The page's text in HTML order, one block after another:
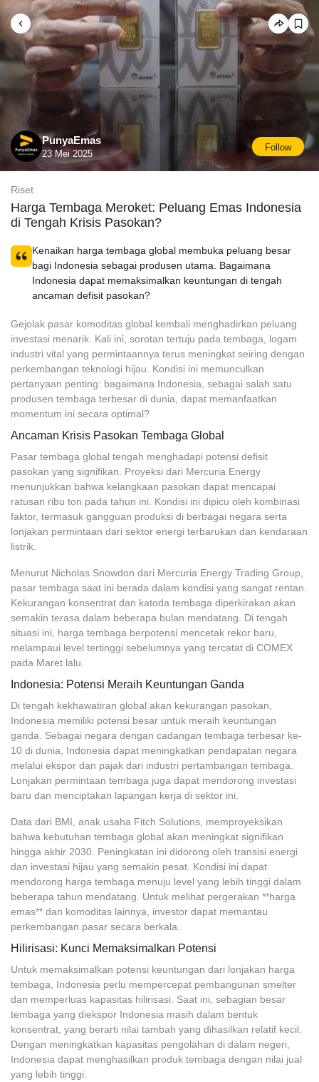
PunyaEmas
23 Mei 2025
Follow
Riset
Harga Tembaga Meroket: Peluang Emas Indonesia
di Tengah Krisis Pasokan?
Kenaikan harga tembaga global membuka peluang besar
bagi Indonesia sebagai produsen utama. Bagaimana
Indonesia dapat memaksimalkan keuntungan di tengah
ancaman defisit pasokan?
Gejolak pasar komoditas global kembali menghadirkan peluang
investasi menarik. Kali ini, sorotan tertuju pada tembaga, logam
industri vital yang permintaannya terus meningkat seiring dengan
perkembangan teknologi hijau. Kondisi ini memunculkan
pertanyaan penting: bagaimana Indonesia, sebagai salah satu
produsen tembaga terbesar di dunia, dapat memanfaatkan
momentum ini secara optimal?
Ancaman Krisis Pasokan Tembaga Global
Pasar tembaga global tengah menghadapi potensi defisit
pasokan yang signifikan. Proyeksi dari Mercuria Energy
menunjukkan bahwa kelangkaan pasokan dapat mencapai
ratusan ribu ton pada tahun ini. Kondisi ini dipicu oleh kombinasi
faktor, termasuk gangguan produksi di berbagai negara serta
lonjakan permintaan dari sektor energi terbarukan dan kendaraan
listrik.
Menurut Nicholas Snowdon dari Mercuria Energy Trading Group,
pasar tembaga saat ini berada dalam kondisi yang sangat rentan.
Kekurangan konsentrat dan katoda tembaga diperkirakan akan
semakin terasa dalam beberapa bulan mendatang. Di tengah
situasi ini, harga tembaga berpotensi mencetak rekor baru,
melampaui level tertinggi sebelumnya yang tercatat di COMEX
pada Maret lalu.
Indonesia: Potensi Meraih Keuntungan Ganda
Di tengah kekhawatiran global akan kekurangan pasokan,
Indonesia memiliki potensi besar untuk meraih keuntungan
ganda. Sebagai negara dengan cadangan tembaga terbesar ke-
10 di dunia, Indonesia dapat meningkatkan pendapatan negara
melalui ekspor dan pajak dari industri pertambangan tembaga.
Lonjakan permintaan tembaga juga dapat mendorong investasi
baru dan menciptakan lapangan kerja di sektor ini.
Data dari BMI, anak usaha Fitch Solutions, memproyeksikan
bahwa kebutuhan tembaga global akan meningkat signifikan
hingga akhir 2030. Peningkatan ini didorong oleh transisi energi
dan investasi hijau yang semakin pesat. Kondisi ini dapat
mendorong harga tembaga menuju level yang lebih tinggi dalam
beberapa tahun mendatang. Untuk melihat pergerakan **harga
emas** dan komoditas lainnya, investor dapat memantau
perkembangan pasar secara berkala.
Hilirisasi: Kunci Memaksimalkan Potensi
Untuk memaksimalkan potensi keuntungan dari lonjakan harga
tembaga, Indonesia perlu mempercepat pembangunan smelter
dan memperluas kapasitas hilirisasi. Saat ini, sebagian besar
tembaga yang diekspor Indonesia masih dalam bentuk
konsentrat, yang berarti nilai tambah yang dihasilkan relatif kecil.
Dengan meningkatkan kapasitas pengolahan di dalam negeri,
Indonesia dapat menghasilkan produk tembaga dengan nilai jual
yang lebih tinggi.